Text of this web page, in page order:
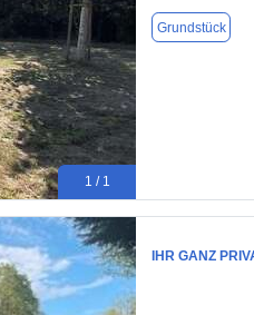
1 / 1
Grundstück
IHR GANZ